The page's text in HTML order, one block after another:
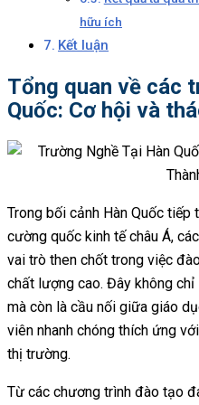
hữu ích
Kết luận
Tổng quan về các
Quốc: Cơ hội và
Trong bối cảnh Hàn Quốc
cường quốc kinh tế châu Á,
vai trò then chốt trong việc
chất lượng cao. Đây không
mà còn là cầu nối giữa giáo
viên nhanh chóng thích ứng
thị trường.
Từ các chương trình đào tạo